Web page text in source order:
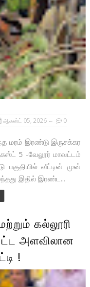
ஆகஸ்ட் 05, 2026 0
மரம் இரண்டு இருசக்கர
5 -வேலூர் மாவட்டம்
பகுதியில் வீட்டின் முன்
இதில் இரண்ட...
கல்லூரி
அளவிலான
!